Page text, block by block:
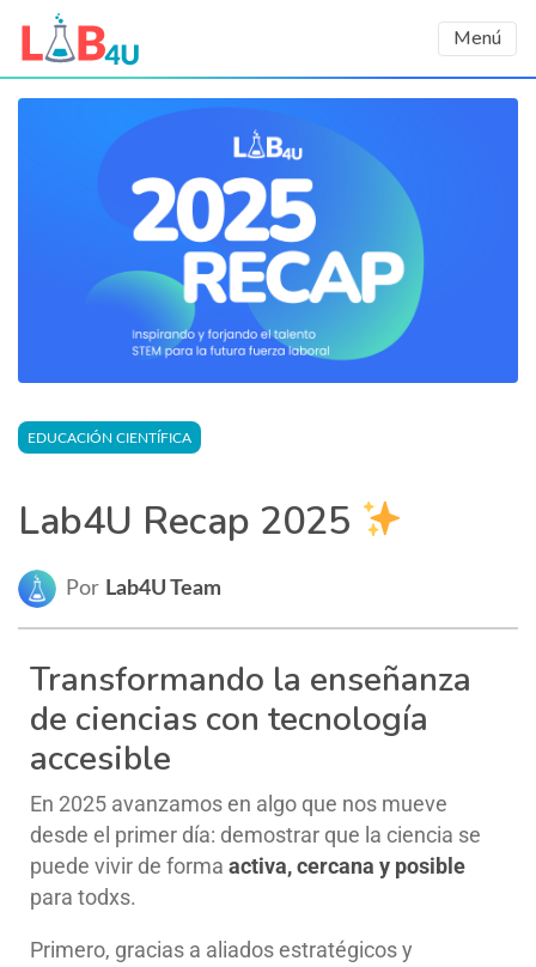
Menú
EDUCACIÓN CIENTÍFICA
Lab4U Recap 2025
Por Lab4U Team
Transformando la enseñanza
de ciencias con tecnología
accesible
En 2025 avanzamos en algo que nos mueve
desde el primer día: demostrar que la ciencia se
puede vivir de forma activa, cercana y posible
para todxs.
Primero, gracias a aliados estratégicos y